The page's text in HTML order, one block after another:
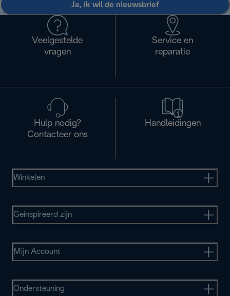
Ja, ik wil de nieuwsbrief
Veelgestelde
vragen
Service en
reparatie
Hulp nodig?
Contacteer ons
Handleidingen
Winkelen
Geinspireerd zijn
Mijn Account
Ondersteuning